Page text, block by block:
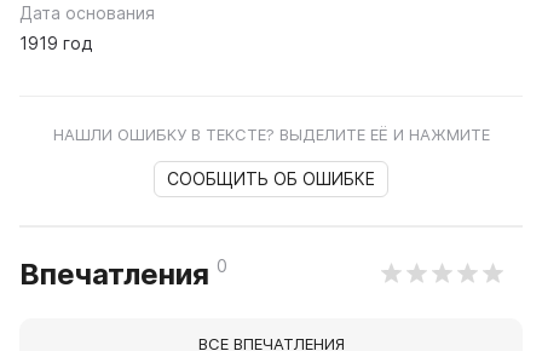
Дата основания
1919 год
НАШЛИ ОШИБКУ В ТЕКСТЕ? ВЫДЕЛИТЕ ЕЁ И НАЖМИТЕ
СООБЩИТЬ ОБ ОШИБКЕ
Впечатления 0
ВСЕ ВПЕЧАТЛЕНИЯ